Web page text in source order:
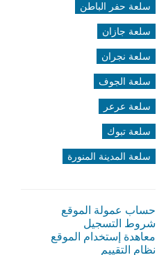
سلعة حفر الباطن
سلعة جازان
سلعة نجران
سلعة الجوف
سلعة عرعر
سلعة تبوك
سلعة المدينة المنورة
حساب عمولة الموقع
شروط التسجيل
معاهدة إستخدام الموقع
نظام التقييم